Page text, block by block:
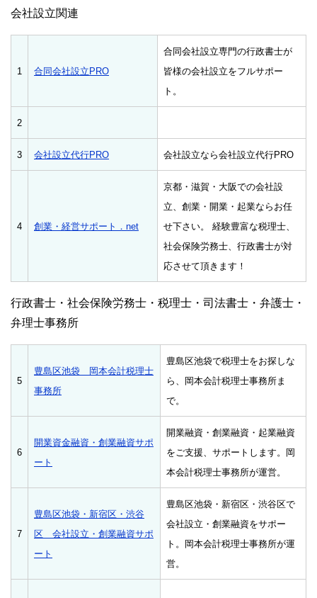
会社設立関連
1 合同会社設立PRO
合同会社設立専門の行政書士が
皆様の会社設立をフルサポー
ト。
2
3 会社設立代行PRO 会社設立なら会社設立代行PRO
4 創業・経営サポート．net
京都・滋賀・大阪での会社設
立、創業・開業・起業ならお任
せ下さい。 経験豊富な税理士、
社会保険労務士、行政書士が対
応させて頂きます！
行政書士・社会保険労務士・税理士・司法書士・弁護士・
弁理士事務所
5
豊島区池袋 岡本会計税理士
事務所
豊島区池袋で税理士をお探しな
ら、岡本会計税理士事務所ま
で。
6
開業資金融資・創業融資サポ
ート
開業融資・創業融資・起業融資
をご支援、サポートします。岡
本会計税理士事務所が運営。
7
豊島区池袋・新宿区・渋谷
区 会社設立・創業融資サポ
ート
豊島区池袋・新宿区・渋谷区で
会社設立・創業融資をサポー
ト。岡本会計税理士事務所が運
営。